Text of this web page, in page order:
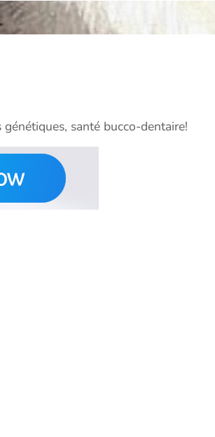
santé bucco-dentaire!